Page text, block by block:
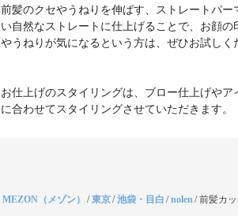
前髪のクセやうねりを伸ばす、ストレートパ
い自然なストレートに仕上げることで、お顔
やうねりが気になるという方は、ぜひお試しく
お仕上げのスタイリングは、ブロー仕上げや
に合わせてスタイリングさせていただきます。
MEZON（メゾン） /東京/池袋・目白 /nolen/前髪カ